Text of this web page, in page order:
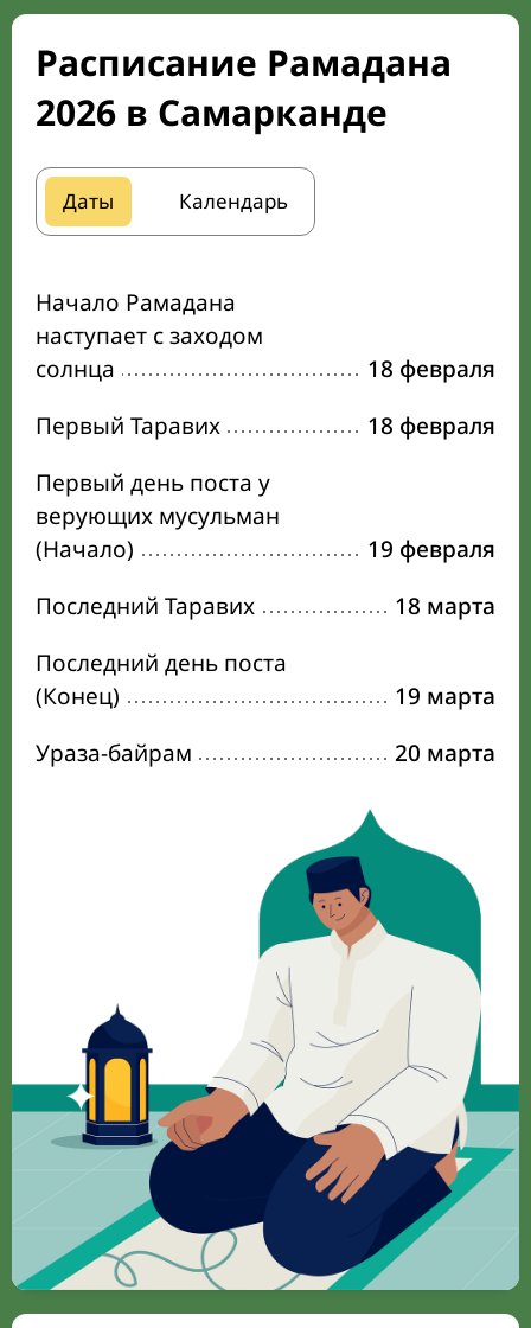
Расписание Рамадана
2026 в Самарканде
Даты Календарь
Начало Рамадана
наступает с заходом
солнца
18 февраля
Первый Таравих
18 февраля
Первый день поста у
верующих мусульман
(Начало)
19 февраля
Последний Таравих
18 марта
Последний день поста
(Конец)
19 марта
Ураза-байрам
20 марта